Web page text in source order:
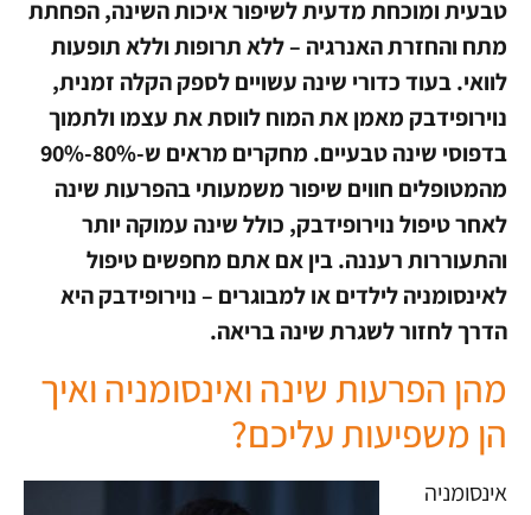
טבעית ומוכחת מדעית לשיפור איכות השינה, הפחתת
מתח והחזרת האנרגיה – ללא תרופות וללא תופעות
לוואי. בעוד כדורי שינה עשויים לספק הקלה זמנית,
נוירופידבק מאמן את המוח לווסת את עצמו ולתמוך
בדפוסי שינה טבעיים. מחקרים מראים ש-80%-90%
מהמטופלים חווים שיפור משמעותי בהפרעות שינה
לאחר טיפול נוירופידבק, כולל שינה עמוקה יותר
והתעוררות רעננה. בין אם אתם מחפשים טיפול
לאינסומניה לילדים או למבוגרים – נוירופידבק היא
הדרך לחזור לשגרת שינה בריאה.
מהן הפרעות שינה ואינסומניה ואיך
הן משפיעות עליכם?
אינסומניה